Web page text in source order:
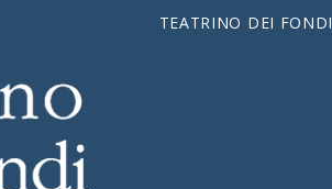
TEATRINO DEI FONDI